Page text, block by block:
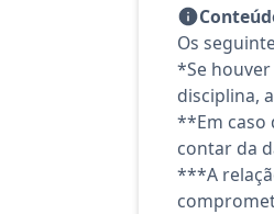
Os
*Se
disciplina,
**Em caso
contar da
***A